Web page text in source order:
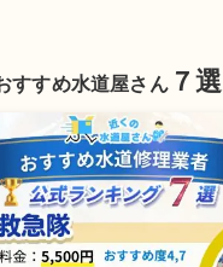
すすめ水道屋さん７選